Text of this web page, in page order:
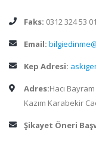
Faks: 0312 324 53 01
Email:
Kep Adresi:
Adres:Hacı
Kazım Karabekir
Şikayet Öneri